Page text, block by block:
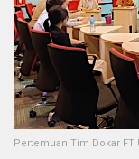
Pertemuan Tim Dokar FT